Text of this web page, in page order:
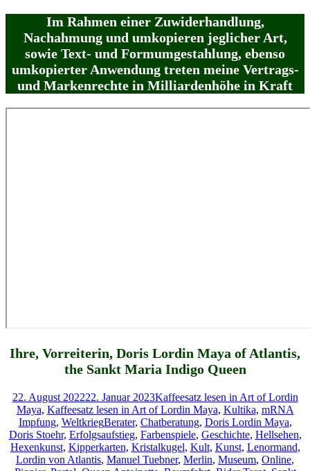
Im Rahmen einer Zuwiderhandlung,
Nachahmung und umkopieren jeglicher Art,
sowie Text- und Formumgestahlung, ebenso
umkopierter Anwendung treten meine Vertrags-
und Markenrechte in Milliardenhöhe in Kraft
Ihre, Vorreiterin, Doris Lordin Maya of Atlantis,
the Sankt Maria Indigo Queen
Veröffentlicht
am
22. August 202222. Januar 2023Kategorien
Kaffeesatz lesen in Art of Lordin
Maya, Kaffeesatz lesen in Art of Lordin Maya, Kultika, mRNA
Impfung, WeltkriegSchlagwörter
Berater, Chatberatung, Doris Lordin Maya,
Doris Stoehr, Erfolgsaufstieg, Farbenspiele, Geschichte, Hellsehen,
Hexenkunst, Kipperkarten, Kristalkugel, Kult, Kunst, Lenormand,
Lordin von Atlantis, Manuel Tuebner, Merlin, Museum, Online,